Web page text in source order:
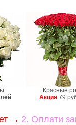
Красные
Акция 79
→ 2. Оплати